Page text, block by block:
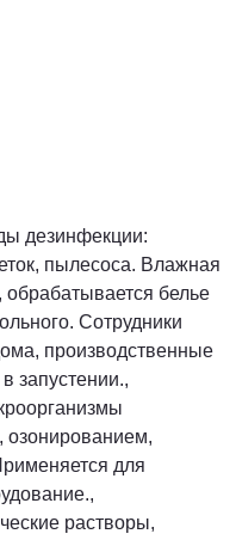
дезинфекции:
пылесоса. Влажная
обрабатывается белье
Сотрудники
производственные
запустении.,
озонированием,
для
растворы,